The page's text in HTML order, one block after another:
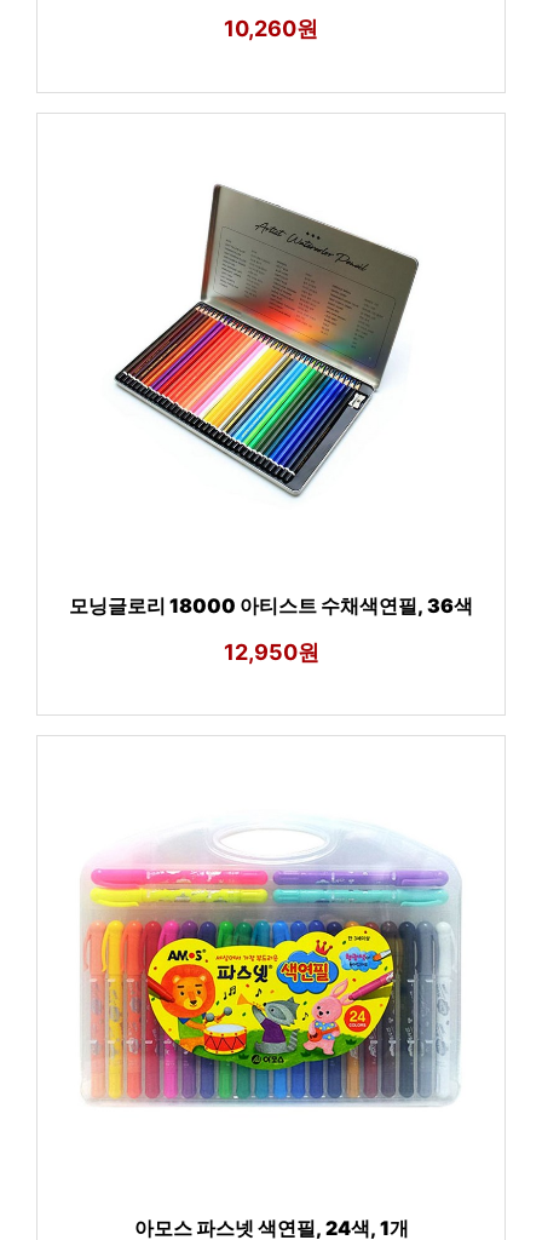
10,260원
모닝글로리 18000 아티스트 수채색연필, 36색
12,950원
아모스 파스넷 색연필, 24색, 1개